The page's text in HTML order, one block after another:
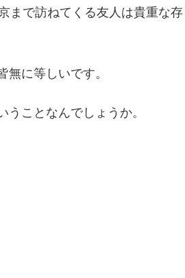
まで訪ねてくる友人は貴重な存
に等しいです。
ことなんでしょうか。